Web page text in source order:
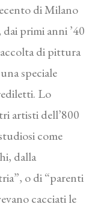
di Milano
primi anni ’40
di pittura
speciale
Lo
artisti dell’800
come
dalla
o di “parenti
cacciati le